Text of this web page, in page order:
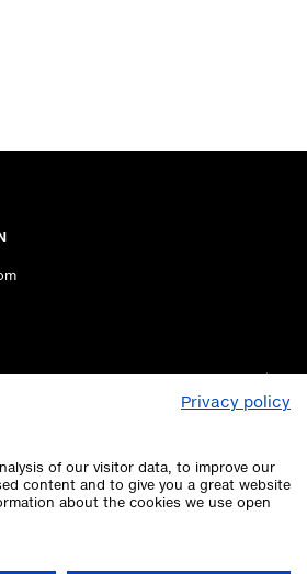
Privacy policy
of our visitor data, to improve our
content and to give you a great website
about the cookies we use open